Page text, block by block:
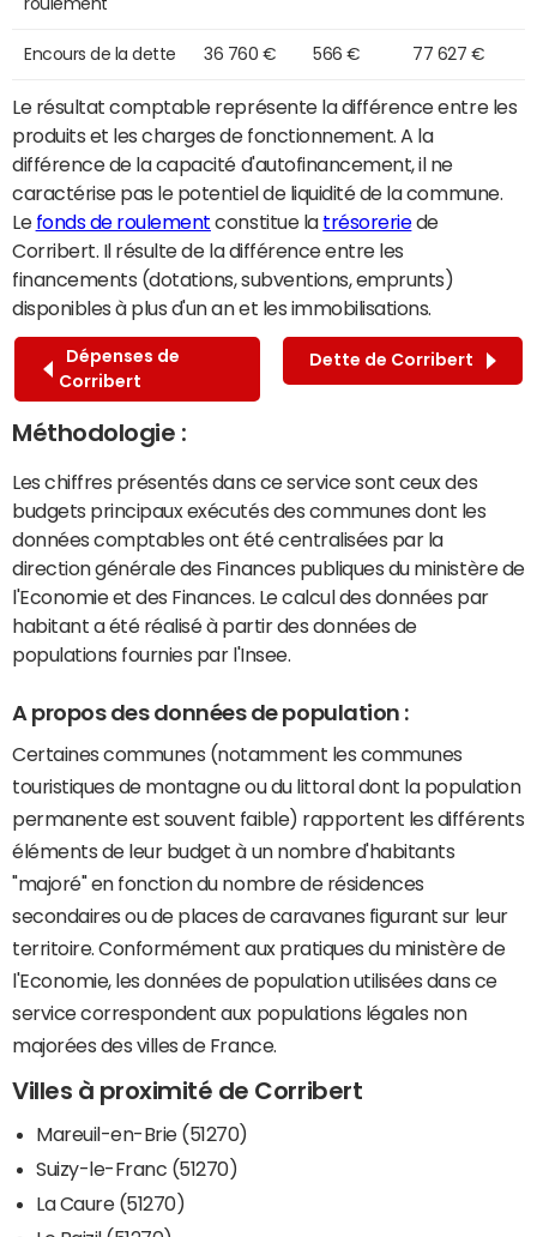
Encours de la dette 36 760 € 566 € 77 627 €
Le résultat comptable représente la différence entre les
produits et les charges de fonctionnement. A la
différence de la capacité d'autofinancement, il ne
caractérise pas le potentiel de liquidité de la commune.
Le fonds de roulement constitue la trésoreriede
Corribert. Il résulte de la différence entre les
financements (dotations, subventions, emprunts)
disponibles à plus d'un an et les immobilisations.
Dépenses de
Corribert
Dette de Corribert
Méthodologie :
Les chiffres présentés dans ce service sont ceux des
budgets principaux exécutés des communes dont les
données comptables ont été centralisées par la
direction générale des Finances publiques du ministère de
l'Economie et des Finances. Le calcul des données par
habitant a été réalisé à partir des données de
populations fournies par l'Insee.
A propos des données de population :
Certaines communes (notamment les communes
touristiques de montagne ou du littoral dont la population
permanente est souvent faible) rapportent les différents
éléments de leur budget à un nombre d'habitants
"majoré" en fonction du nombre de résidences
secondaires ou de places de caravanes figurant sur leur
territoire. Conformément aux pratiques du ministère de
l'Economie, les données de population utilisées dans ce
service correspondent aux populations légales non
majorées des villes de France.
Villes à proximité de Corribert
Mareuil-en-Brie (51270)
Suizy-le-Franc (51270)
La Caure (51270)